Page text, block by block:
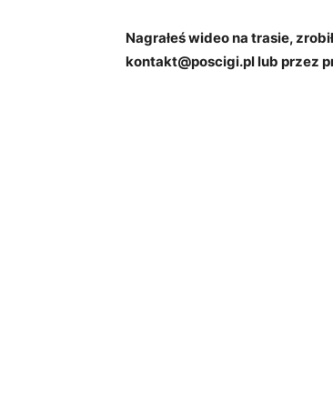
Nagrałeś wideo na trasie,
kontakt@poscigi.pl lub przez